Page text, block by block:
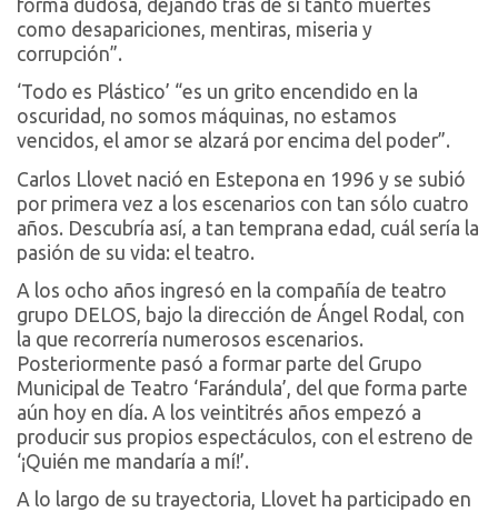
forma dudosa, dejando tras de sí tanto muertes
como desapariciones, mentiras, miseria y
corrupción”.
‘Todo es Plástico’ “es un grito encendido en la
oscuridad, no somos máquinas, no estamos
vencidos, el amor se alzará por encima del poder”.
Carlos Llovet nació en Estepona en 1996 y se subió
por primera vez a los escenarios con tan sólo cuatro
años. Descubría así, a tan temprana edad, cuál sería la
pasión de su vida: el teatro.
A los ocho años ingresó en la compañía de teatro
grupo DELOS, bajo la dirección de Ángel Rodal, con
la que recorrería numerosos escenarios.
Posteriormente pasó a formar parte del Grupo
Municipal de Teatro ‘Farándula’, del que forma parte
aún hoy en día. A los veintitrés años empezó a
producir sus propios espectáculos, con el estreno de
‘¡Quién me mandaría a mí!’.
A lo largo de su trayectoria, Llovet ha participado en